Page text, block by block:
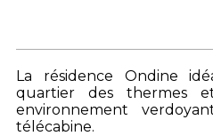
La résidence Ondine
quartier des thermes
environnement
télécabine.